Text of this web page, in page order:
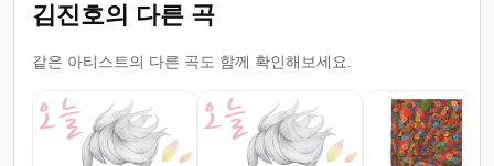
김진호의 다른 곡
같은 아티스트의 다른 곡도 함께 확인해보세요.